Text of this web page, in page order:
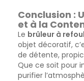
Conclusion :
et à la
Le brûleur à
objet décoratif,
de détente,
Que ce soit pour
purifier